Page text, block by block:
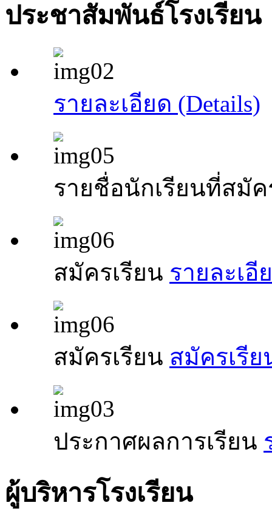
ประชาสัมพันธ์โรงเรียน
รายละเอียด (Details)
รายชื่อนักเรียนที่สมัค
สมัครเรียน รายละเอี
สมัครเรียน สมัครเรีย
ประกาศผลการเรียน
ผู้บริหารโรงเรียน